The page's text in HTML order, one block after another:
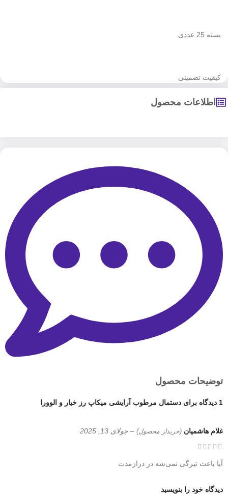
بسته 25 عددی
کیفیت تضمینی
اطلاعات محصول
توضیحات محصول
1 دیدگاه برای دستمال مرطوب آرایشی میکاپ رز خیار و الوورا
غلام هاشمیان (خریدار محصول) – جولای 13, 2025
آیا باعث تیرگی نمی‌شه در درازمدت
دیدگاه خود را بنویسید